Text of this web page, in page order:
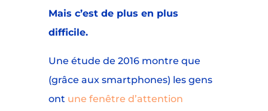
Mais c’est de plus en plus
difficile.
Une étude de 2016 montre que
(grâce aux smartphones) les gens
ont une fenêtre d’attention